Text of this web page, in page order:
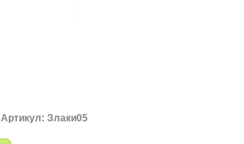
Артикул: Злаки05